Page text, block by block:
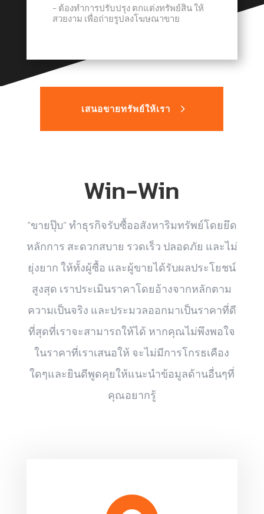
− ต้องทำการปรับปรุง ตกแต่งทรัพย์สิน ให้
สวยงาม เพื่อถ่ายรูปลงโฆษณาขาย
เสนอขายทรัพย์ให้เรา
Win-Win
“ขายปุ๊บ” ทำธุรกิจรับซื้ออสังหาริมทรัพย์โดยยึด
หลักการ สะดวกสบาย รวดเร็ว ปลอดภัย และไม่
ยุ่งยาก ให้ทั้งผู้ซื้อ และผู้ขายได้รับผลประโยชน์
สูงสุด เราประเมินราคาโดยอ้างจากหลักตาม
ความเป็นจริง และประมวลออกมาเป็นราคาที่ดี
ที่สุดที่เราจะสามารถให้ได้ หากคุณไม่พึงพอใจ
ในราคาที่เราเสนอให้ จะไม่มีการโกรธเคือง
ใดๆและยินดีพูดคุยให้แนะนำข้อมูลด้านอื่นๆที่
คุณอยากรู้